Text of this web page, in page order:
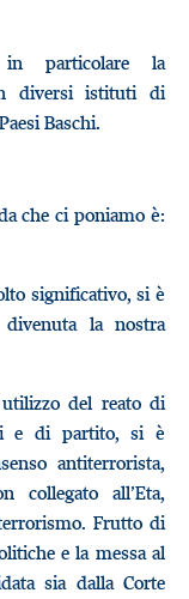
in particolare la
diversi istituti di
Baschi.
che ci poniamo è:
significativo, si è
la nostra
del reato di
e di partito, si è
antiterrorista,
collegato all’Eta,
Frutto di
e la messa al
sia dalla Corte